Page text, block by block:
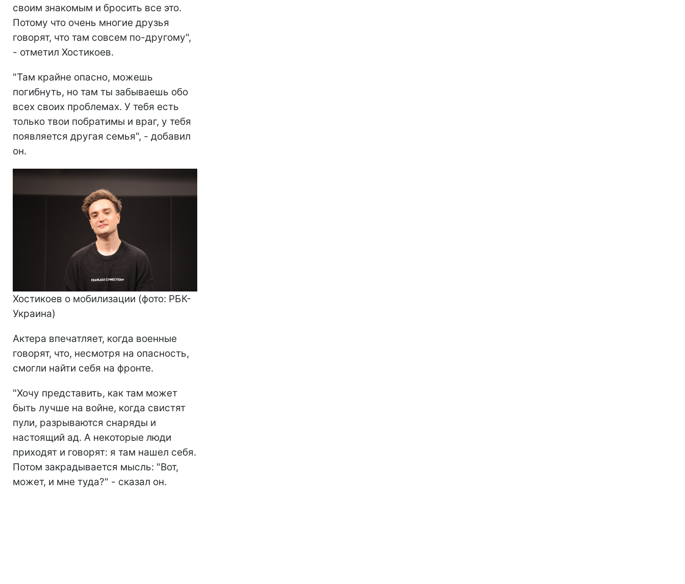
своим знакомым и бросить все это.
Потому что очень многие друзья
говорят, что там совсем по-другому",
- отметил Хостикоев.
"Там крайне опасно, можешь
погибнуть, но там ты забываешь обо
всех своих проблемах. У тебя есть
только твои побратимы и враг, у тебя
появляется другая семья", - добавил
он.
Хостикоев о мобилизации (фото: РБК-
Украина)
Актера впечатляет, когда военные
говорят, что, несмотря на опасность,
смогли найти себя на фронте.
"Хочу представить, как там может
быть лучше на войне, когда свистят
пули, разрываются снаряды и
настоящий ад. А некоторые люди
приходят и говорят: я там нашел себя.
Потом закрадывается мысль: "Вот,
может, и мне туда?" - сказал он.